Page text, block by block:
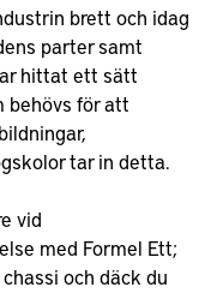
brett och idag
parter samt
hittat ett sätt
behövs för att
tar in detta.
vid
med Formel Ett;
och däck du